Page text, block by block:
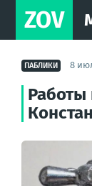
ZOV
ПАБЛИКИ 8
Работы